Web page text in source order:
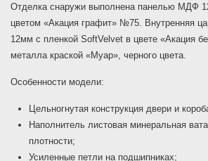
Отделка снаружи выполнена панелью МДФ
цветом «Акация графит» №75. Внутренняя
12мм с пленкой SoftVelvet в цвете «Акация
металла краской «Муар», черного цвета.
Особенности модели:
Цельногнутая конструкция двери и
Наполнитель листовая минеральная
плотности;
Усиленные петли на подшипниках;